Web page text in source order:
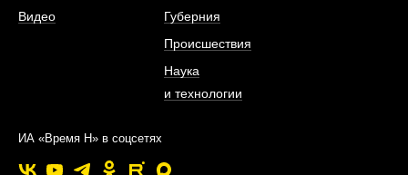
Видео
Губерния
Происшествия
Наука
и технологии
ИА «Время Н» в соцсетях